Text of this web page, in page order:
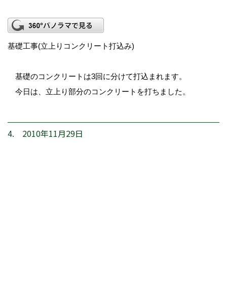
基礎工事(立上りコンクリート打込み)
基礎のコンクリートは3回に分けて打込まれます。
今日は、立上り部分のコンクリートを打ちました。
4. 2010年11月29日